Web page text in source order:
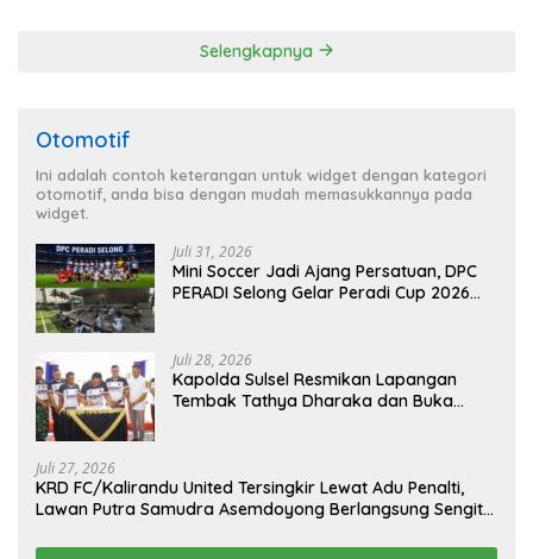
Selengkapnya
Otomotif
Ini adalah contoh keterangan untuk widget dengan kategori
otomotif, anda bisa dengan mudah memasukkannya pada
widget.
Juli 31, 2026
Mini Soccer Jadi Ajang Persatuan, DPC
PERADI Selong Gelar Peradi Cup 2026
Juli 28, 2026
Kapolda Sulsel Resmikan Lapangan
Tembak Tathya Dharaka dan Buka
Juli 27, 2026
KRD FC/Kalirandu United Tersingkir Lewat Adu Penalti,
Lawan Putra Samudra Asemdoyong Berlangsung Sengit